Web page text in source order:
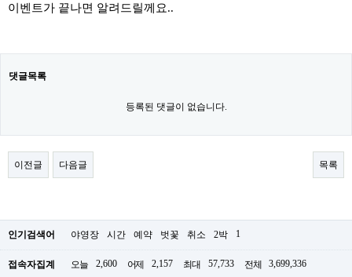
이벤트가 끝나면 알려드릴께요..
댓글목록
등록된 댓글이 없습니다.
이전글 다음글 목록
인기검색어 야영장 시간 예약 벗꽃 취소 2박 1
접속자집계 오늘 2,600 어제 2,157 최대 57,733 전체 3,699,336